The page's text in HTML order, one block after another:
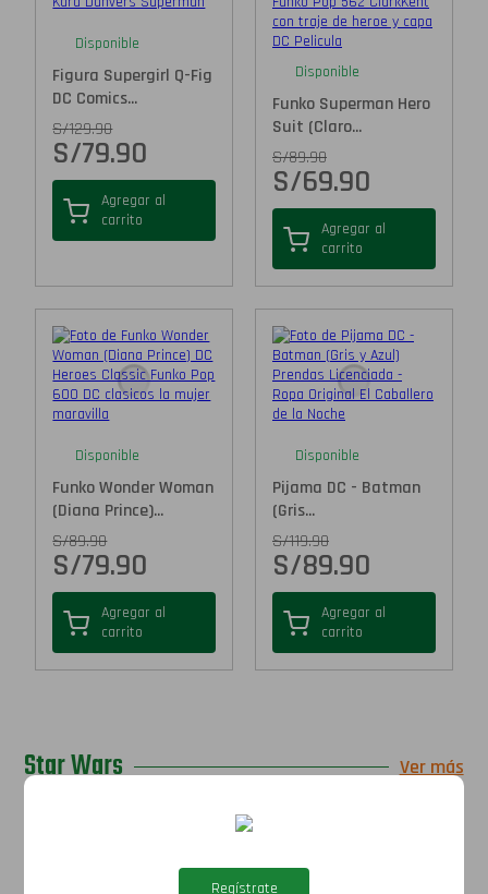
Regístrate
Disponible
Figura Supergirl Q-Fig
DC Comics...
S/129.90
S/79.90
Agregar al
carrito
Disponible
Funko Superman Hero
Suit (Claro...
S/89.90
S/69.90
Agregar al
carrito
Disponible
Funko Wonder Woman
(Diana Prince)...
S/89.90
S/79.90
Agregar al
carrito
Disponible
Pijama DC - Batman
(Gris...
S/119.90
S/89.90
Agregar al
carrito
Star Wars Ver más